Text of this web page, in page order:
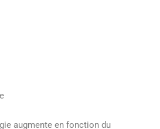
augmente en fonction du